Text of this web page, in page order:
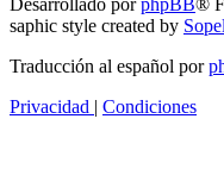
saphic style created by Sopel
Traducción al español por
Privacidad | Condiciones